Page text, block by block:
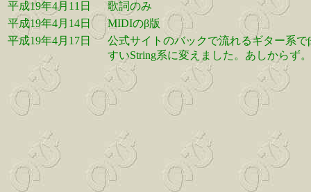
平成19年4月11日
歌詞のみ
平成19年4月14日
MIDIのβ版
平成19年4月17日
公式サイトのバックで流れるギター系
すいString系に変えました。あしからず